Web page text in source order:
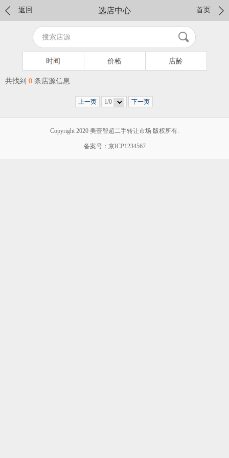
返回 首页
选店中心
时间 价格 店龄
共找到 0 条店源信息
上一页 1/0 下一页
Copyright 2020 美壹智超二手转让市场 版权所有.
备案号：京ICP1234567